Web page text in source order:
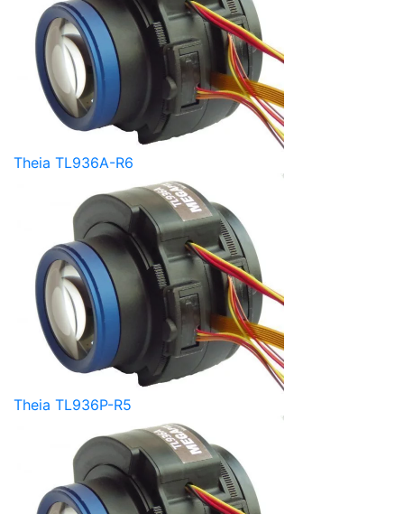
Theia TL936A-R6
Theia TL936P-R5